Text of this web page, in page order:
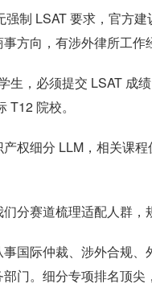
制 LSAT 要求，官方
方向，有涉外律所工作
生，必须提交 LSAT 成
院校。
权细分 LLM，相关课
分赛道梳理适配人群，
国际仲裁、涉外合规
门。细分专项排名顶尖